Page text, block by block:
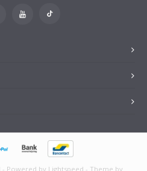
- Powered by Lightspeed - Theme by